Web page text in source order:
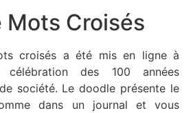
Mots Croisés
croisés a été mis en ligne à
célébration des 100 années
société. Le doodle présente le
dans un journal et vous